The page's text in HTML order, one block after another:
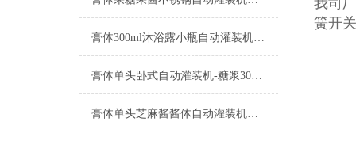
膏体300ml沐浴露小瓶自动灌装机功能参数
膏体单头卧式自动灌装机-糖浆300ml瓶装机设备
膏体单头芝麻酱酱体自动灌装机产品型号
我司
簧开